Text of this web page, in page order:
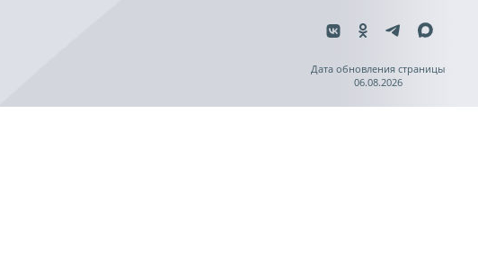
Дата обновления страницы
06.08.2026